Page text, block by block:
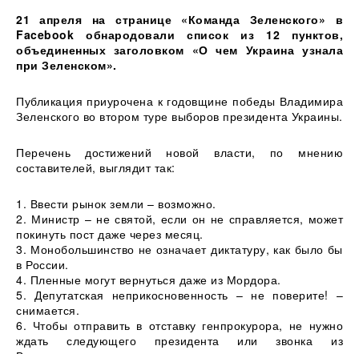
21апреля на странице «Команда Зеленского» в
Facebook обнародовали список из 12 пунктов,
объединенных заголовком «О чем Украина узнала
при Зеленском».
Публикация приурочена к годовщине победы Владимира
Зеленского во втором туре выборов президента Украины.
Перечень достижений новой власти, по мнению
составителей, выглядит так:
1. Ввести рынок земли – возможно.
2. Министр – не святой, если он не справляется, может
покинуть пост даже через месяц.
3. Монобольшинство не означает диктатуру, как было бы
в России.
4. Пленные могут вернуться даже из Мордора.
5. Депутатская неприкосновенность – не поверите! –
снимается.
6. Чтобы отправить в отставку генпрокурора, не нужно
ждать следующего президента или звонка из